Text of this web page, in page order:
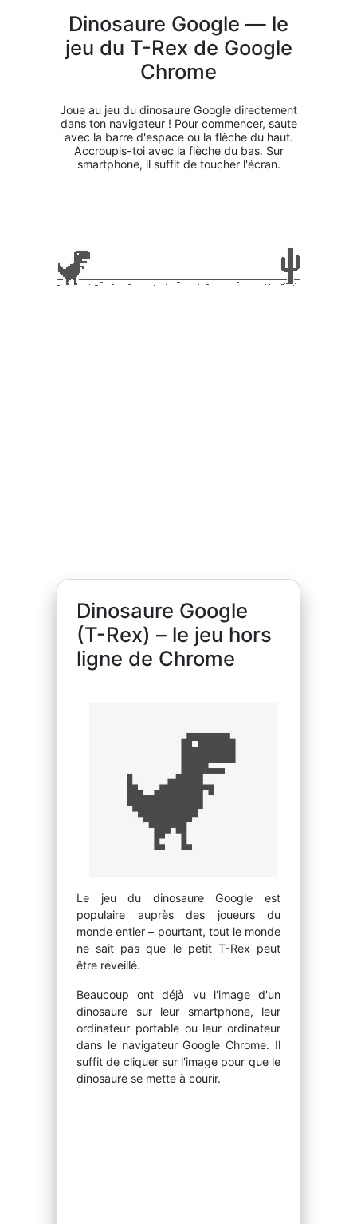
Dinosaure Google — le
jeu du T-Rex de Google
Chrome
Joue au jeu du dinosaure Google directement
dans ton navigateur ! Pour commencer, saute
avec la barre d'espace ou la flèche du haut.
Accroupis-toi avec la flèche du bas. Sur
smartphone, il suffit de toucher l'écran.
Dinosaure Google
(T-Rex) – le jeu hors
ligne de Chrome
Le jeu du dinosaure Google est
populaire auprès des joueurs du
monde entier – pourtant, tout le monde
ne sait pas que le petit T-Rex peut
être réveillé.
Beaucoup ont déjà vu l'image d'un
dinosaure sur leur smartphone, leur
ordinateur portable ou leur ordinateur
dans le navigateur Google Chrome. Il
suffit de cliquer sur l'image pour que le
dinosaure se mette à courir.